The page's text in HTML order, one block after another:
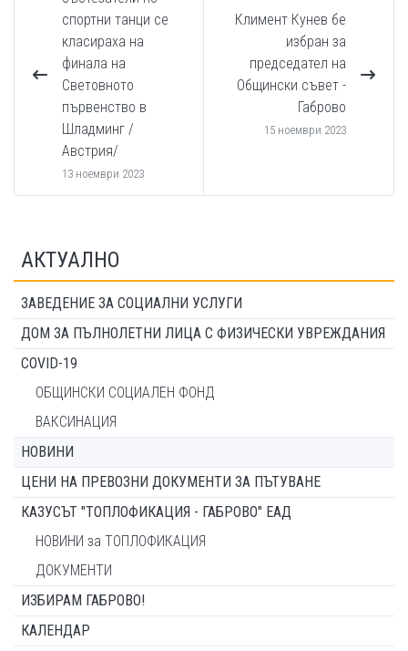
спортни танци се
класираха на
финала на
Световното
първенство в
Шладминг /
Австрия/
13 ноември 2023
Климент Кунев бе
избран за
председател на
Общински съвет -
Габрово
15 ноември 2023
АКТУАЛНО
ЗАВЕДЕНИЕ ЗА СОЦИАЛНИ УСЛУГИ
ДОМ ЗА ПЪЛНОЛЕТНИ ЛИЦА С ФИЗИЧЕСКИ УВРЕЖДАНИЯ
COVID-19
ОБЩИНСКИ СОЦИАЛЕН ФОНД
ВАКСИНАЦИЯ
НОВИНИ
ЦЕНИ НА ПРЕВОЗНИ ДОКУМЕНТИ ЗА ПЪТУВАНЕ
КАЗУСЪТ "ТОПЛОФИКАЦИЯ - ГАБРОВО" ЕАД
НОВИНИ за ТОПЛОФИКАЦИЯ
ДОКУМЕНТИ
ИЗБИРАМ ГАБРОВО!
КАЛЕНДАР